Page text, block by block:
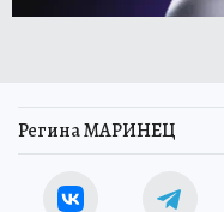
Регина МАРИНЕЦ